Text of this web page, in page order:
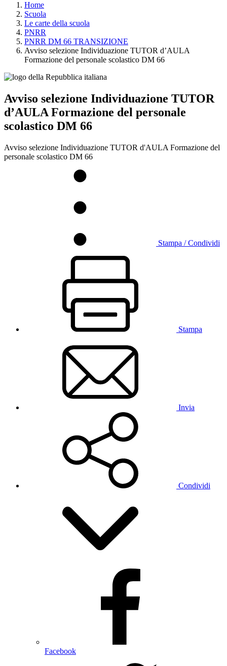
Home
Scuola
Le carte della scuola
PNRR
PNRR DM 66 TRANSIZIONE
Avviso selezione Individuazione TUTOR d’AULA
Formazione del personale scolastico DM 66
Avviso selezione Individuazione TUTOR
d’AULA Formazione del personale
scolastico DM 66
Avviso selezione Individuazione TUTOR d'AULA Formazione del
personale scolastico DM 66
Stampa / Condividi
Stampa
Invia
Condividi
Facebook